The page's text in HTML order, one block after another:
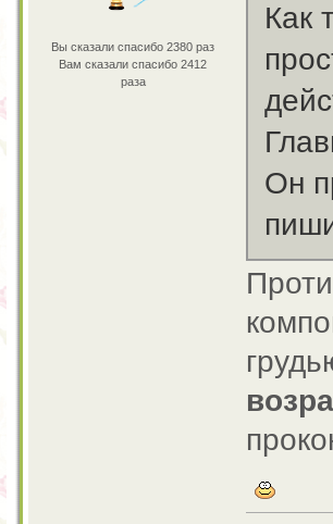
Вы сказали спасибо 2380 раз
Вам сказали спасибо 2412
раза
Как
Он